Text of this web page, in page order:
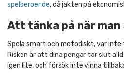
spelberoende, då jakten på
Att tänka på när man
Spela smart och metodiskt, var inte
Risken är att dina pengar tar slut
igen lite, och försök inte vinna